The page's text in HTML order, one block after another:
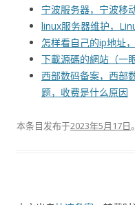
宁波服务器，宁波移
linux服务器维护，
怎样看自己的ip地址
下載源碼的網站（一
西部数码备案，西部
题，收费是什么原因
本条目发布于2023年5月17日